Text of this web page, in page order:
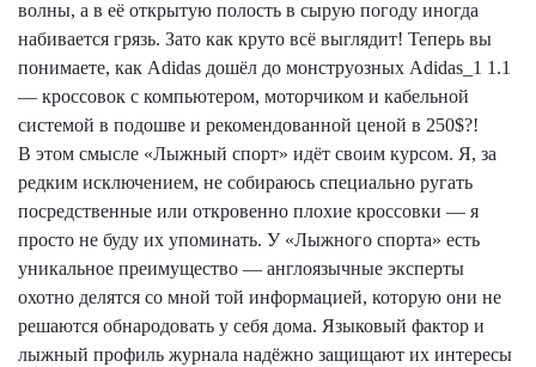
волны, а в её открытую полость в сырую погоду иногда
набивается грязь. Зато как круто всё выглядит! Теперь вы
понимаете, как Adidas дошёл до монструозных Adidas_1 1.1
— кроссовок с компьютером, моторчиком и кабельной
системой в подошве и рекомендованной ценой в 250$?!
В этом смысле «Лыжный спорт» идёт своим курсом. Я, за
редким исключением, не собираюсь специально ругать
посредственные или откровенно плохие кроссовки — я
просто не буду их упоминать. У «Лыжного спорта» есть
уникальное преимущество — англоязычные эксперты
охотно делятся со мной той информацией, которую они не
решаются обнародовать у себя дома. Языковый фактор и
лыжный профиль журнала надёжно защищают их интересы